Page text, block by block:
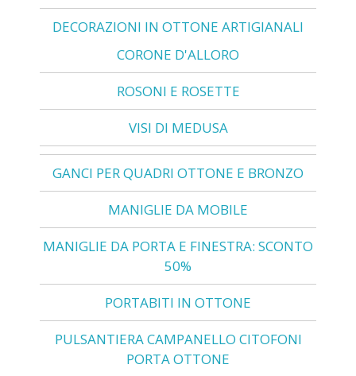
DECORAZIONI IN OTTONE ARTIGIANALI
CORONE D'ALLORO
ROSONI E ROSETTE
VISI DI MEDUSA
GANCI PER QUADRI OTTONE E BRONZO
MANIGLIE DA MOBILE
MANIGLIE DA PORTA E FINESTRA: SCONTO
50%
PORTABITI IN OTTONE
PULSANTIERA CAMPANELLO CITOFONI
PORTA OTTONE